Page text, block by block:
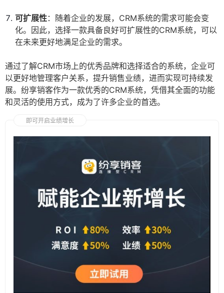
可扩展性：随着企业的发展，CRM系统的需求可能会变
化。因此，选择一款具备良好可扩展性的CRM系统，可以
在未来更好地满足企业的需求。
通过了解CRM市场上的优秀品牌和选择适合的系统，企业可
以更好地管理客户关系，提升销售业绩，进而实现可持续发
展。纷享销客作为一款优秀的CRM系统，凭借其全面的功能
和灵活的使用方式，成为了许多企业的首选。
即可开启业绩增长